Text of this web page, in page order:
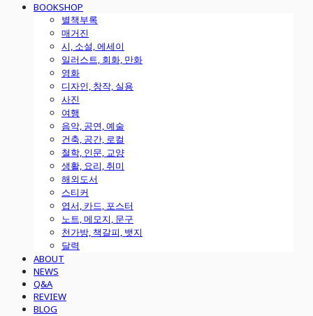
BOOKSHOP
별책부록
매거진
시, 소설, 에세이
일러스트, 회화, 만화
영화
디자인, 창작, 실용
사진
여행
음악, 공연, 예술
건축, 공간, 로컬
철학, 인문, 교양
생활, 요리, 취미
해외도서
스티커
엽서, 카드, 포스터
노트, 메모지, 문구
천가방, 책갈피, 뱃지
달력
ABOUT
NEWS
Q&A
REVIEW
BLOG